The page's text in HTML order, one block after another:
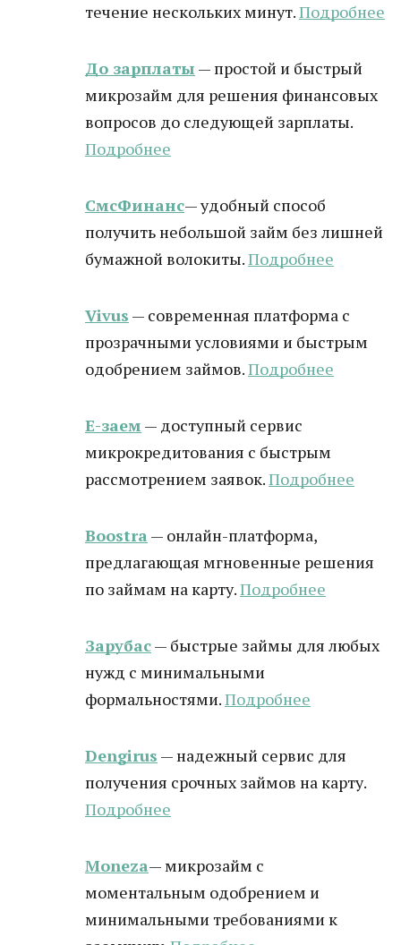
течение нескольких минут.Подробнее
До зарплаты — простой и быстрый
микрозайм для решения финансовых
вопросов до следующей зарплаты.
Подробнее
СмсФинанс— удобный способ
получить небольшой займ без лишней
бумажной волокиты.Подробнее
Vivus — современная платформа с
прозрачными условиями и быстрым
одобрением займов.Подробнее
Е-заем — доступный сервис
микрокредитования с быстрым
рассмотрением заявок.Подробнее
Boostra — онлайн-платформа,
предлагающая мгновенные решения
по займам на карту.Подробнее
Зарубас— быстрые займы для любых
нужд с минимальными
формальностями.Подробнее
Dengirus — надежный сервис для
получения срочных займов на карту.
Подробнее
Moneza— микрозайм с
моментальным одобрением и
минимальными требованиями к